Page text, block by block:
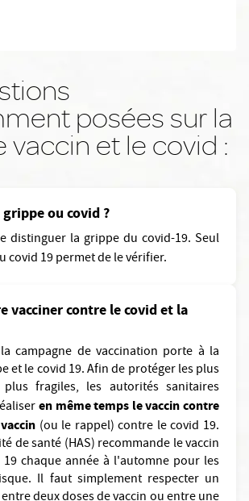
posées sur la
vaccin et le covid :
ou covid ?
distinguer la grippe du covid-19. Seul
covid 19 permet de le vérifier.
vacciner contre le covid et la
campagne de vaccination porte à la
et le covid 19. Afin de protéger les plus
fragiles, les autorités sanitaires
en même temps le vaccin contre
(ou le rappel) contre le covid 19.
de santé (HAS) recommande le vaccin
chaque année à l'automne pour les
Il faut simplement respecter un